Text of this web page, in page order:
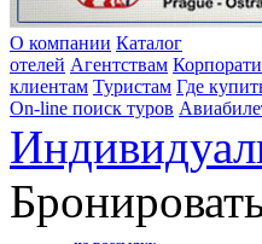
О компании Каталог
отелей Агентствам
клиентам Туристам Где
On-line поиск туров